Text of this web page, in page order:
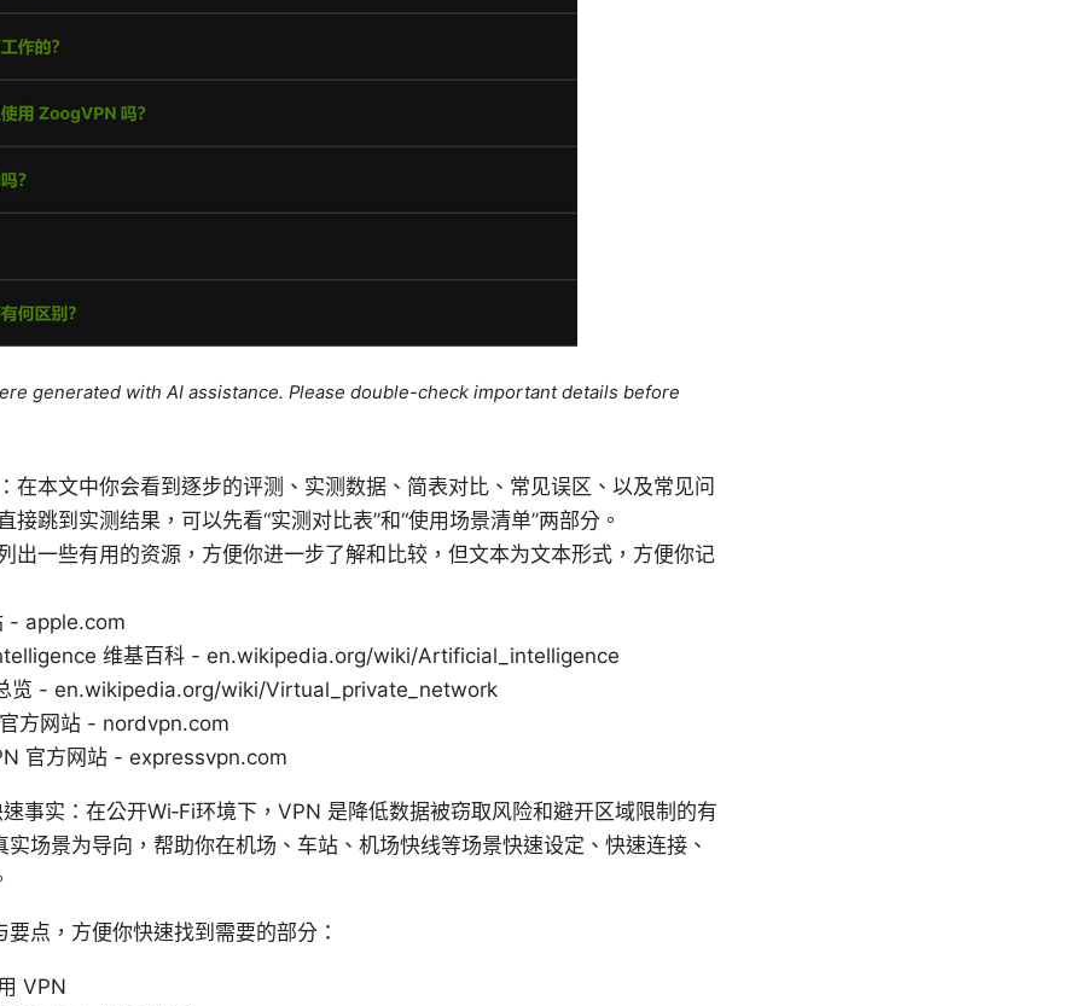
generated with AI assistance. Please double-check important details before
在本文中你会看到逐步的评测、实测数据、简表对比、常见误区、以及常见问
接跳到实测结果，可以先看“实测对比表”和“使用场景清单”两部分。
出一些有用的资源，方便你进一步了解和比较，但文本为文本形式，方便你记
- apple.com
维基百科 - en.wikipedia.org/wiki/Artificial_intelligence
览 - en.wikipedia.org/wiki/Virtual_private_network
方网站 - nordvpn.com
官方网站 - expressvpn.com
事实：在公开Wi‑Fi环境下，VPN 是降低数据被窃取风险和避开区域限制的有
场景为导向，帮助你在机场、车站、机场快线等场景快速设定、快速连接、
点，方便你快速找到需要的部分：
VPN